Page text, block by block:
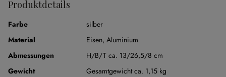
Produktdetails
Farbe
silber
Material
Eisen, Aluminium
Abmessungen
H/B/T ca. 13/26,5/8 cm
Gewicht
Gesamtgewicht ca. 1,15 kg